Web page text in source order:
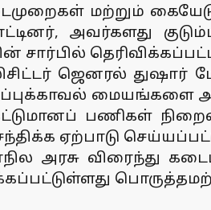
மற்றும்
அவர்களது
சார்பில்
ஜெனரல் துஷார்
பணிகள்
ஏற்பாடு
அரசு விரைந்து